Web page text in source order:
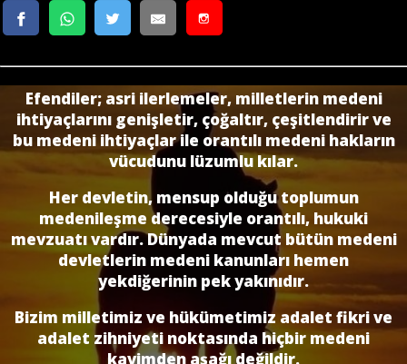
Efendiler; asri ilerlemeler, milletlerin medeni
ihtiyaçlarını genişletir, çoğaltır, çe­şitlendirir ve
bu medeni ihtiyaçlar ile orantılı medeni hakların
vücudunu lüzumlu kı­lar.
Her devletin, mensup olduğu toplumun
medenileşme derecesiyle orantılı, hukuki
mevzuatı vardır. Dünyada mevcut bütün medeni
devletlerin medeni kanunları hemen
yekdiğerinin pek yakınıdır.
Bizim milletimiz ve hükümetimiz adalet fikri ve
adalet zihniyeti noktasında hiçbir medeni
kavimden aşağı değildir.